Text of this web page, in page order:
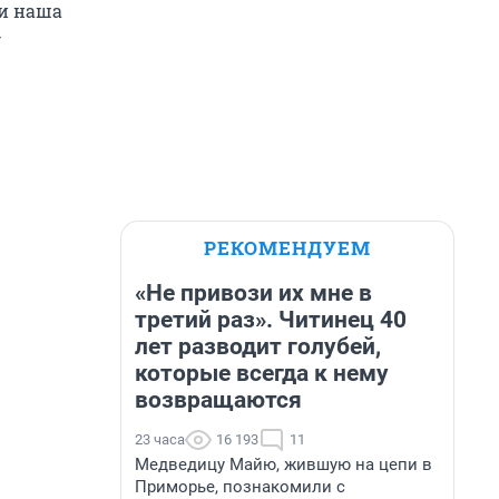
наша
РЕКОМЕНДУЕМ
«Не привози их мне в
третий раз». Читинец 40
лет разводит голубей,
которые всегда к нему
возвращаются
23 часа 16 193 11
Медведицу Майю, жившую на цепи в
Приморье, познакомили с